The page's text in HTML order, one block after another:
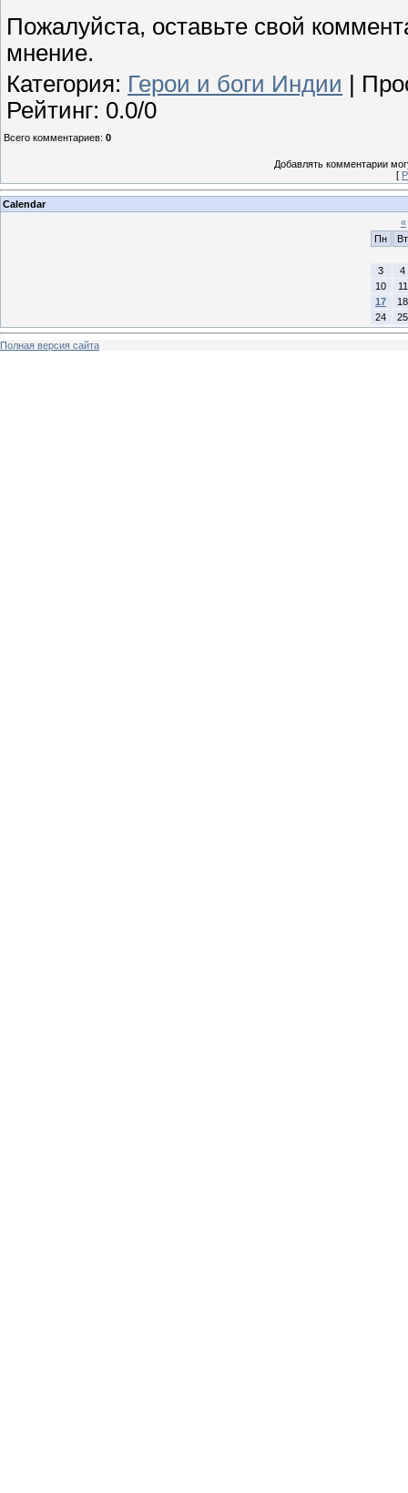
Пожалуйста, оставьте свой
мнение.
Категория: Герои и боги Индии
Рейтинг: 0.0/0
Всего комментариев: 0
Добавлять комментарии
[
Calendar
«
Пн
Вт
3
4
10
11
17
18
24
25
Полная версия сайта